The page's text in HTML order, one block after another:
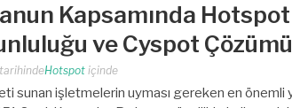
Kapsamında Hotspot
ve Cyspot Çözümü
tarihindeHotspot içinde
sunan işletmelerin uyması gereken en önemli